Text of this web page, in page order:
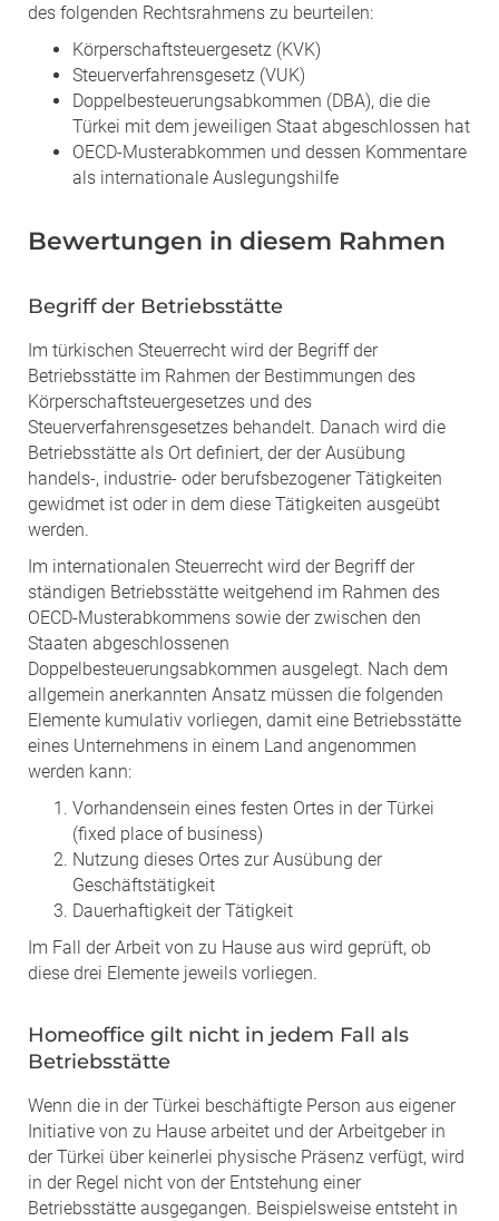
des folgenden Rechtsrahmens zu beurteilen:
Körperschaftsteuergesetz (KVK)
Steuerverfahrensgesetz (VUK)
Doppelbesteuerungsabkommen (DBA), die die
Türkei mit dem jeweiligen Staat abgeschlossen hat
OECD-Musterabkommen und dessen Kommentare
als internationale Auslegungshilfe
Bewertungen in diesem Rahmen
Begriff der Betriebsstätte
Im türkischen Steuerrecht wird der Begriff der
Betriebsstätte im Rahmen der Bestimmungen des
Körperschaftsteuergesetzes und des
Steuerverfahrensgesetzes behandelt. Danach wird die
Betriebsstätte als Ort definiert, der der Ausübung
handels-, industrie- oder berufsbezogener Tätigkeiten
gewidmet ist oder in dem diese Tätigkeiten ausgeübt
werden.
Im internationalen Steuerrecht wird der Begriff der
ständigen Betriebsstätte weitgehend im Rahmen des
OECD-Musterabkommens sowie der zwischen den
Staaten abgeschlossenen
Doppelbesteuerungsabkommen ausgelegt. Nach dem
allgemein anerkannten Ansatz müssen die folgenden
Elemente kumulativ vorliegen, damit eine Betriebsstätte
eines Unternehmens in einem Land angenommen
werden kann:
Vorhandensein eines festen Ortes in der Türkei
(fixed place of business)
Nutzung dieses Ortes zur Ausübung der
Geschäftstätigkeit
Dauerhaftigkeit der Tätigkeit
Im Fall der Arbeit von zu Hause aus wird geprüft, ob
diese drei Elemente jeweils vorliegen.
Homeoffice gilt nicht in jedem Fall als
Betriebsstätte
Wenn die in der Türkei beschäftigte Person aus eigener
Initiative von zu Hause arbeitet und der Arbeitgeber in
der Türkei über keinerlei physische Präsenz verfügt, wird
in der Regel nicht von der Entstehung einer
Betriebsstätte ausgegangen. Beispielsweise entsteht in